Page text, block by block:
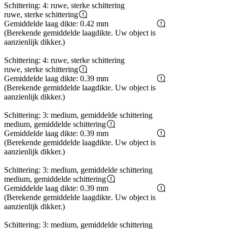
Schittering: 4: ruwe, sterke schittering
ruwe, sterke schittering
Gemiddelde laag dikte: 0.42 mm
(Berekende gemiddelde laagdikte. Uw object is
aanzienlijk dikker.)
Schittering: 4: ruwe, sterke schittering
ruwe, sterke schittering
Gemiddelde laag dikte: 0.39 mm
(Berekende gemiddelde laagdikte. Uw object is
aanzienlijk dikker.)
Schittering: 3: medium, gemiddelde schittering
medium, gemiddelde schittering
Gemiddelde laag dikte: 0.39 mm
(Berekende gemiddelde laagdikte. Uw object is
aanzienlijk dikker.)
Schittering: 3: medium, gemiddelde schittering
medium, gemiddelde schittering
Gemiddelde laag dikte: 0.39 mm
(Berekende gemiddelde laagdikte. Uw object is
aanzienlijk dikker.)
Schittering: 3: medium, gemiddelde schittering